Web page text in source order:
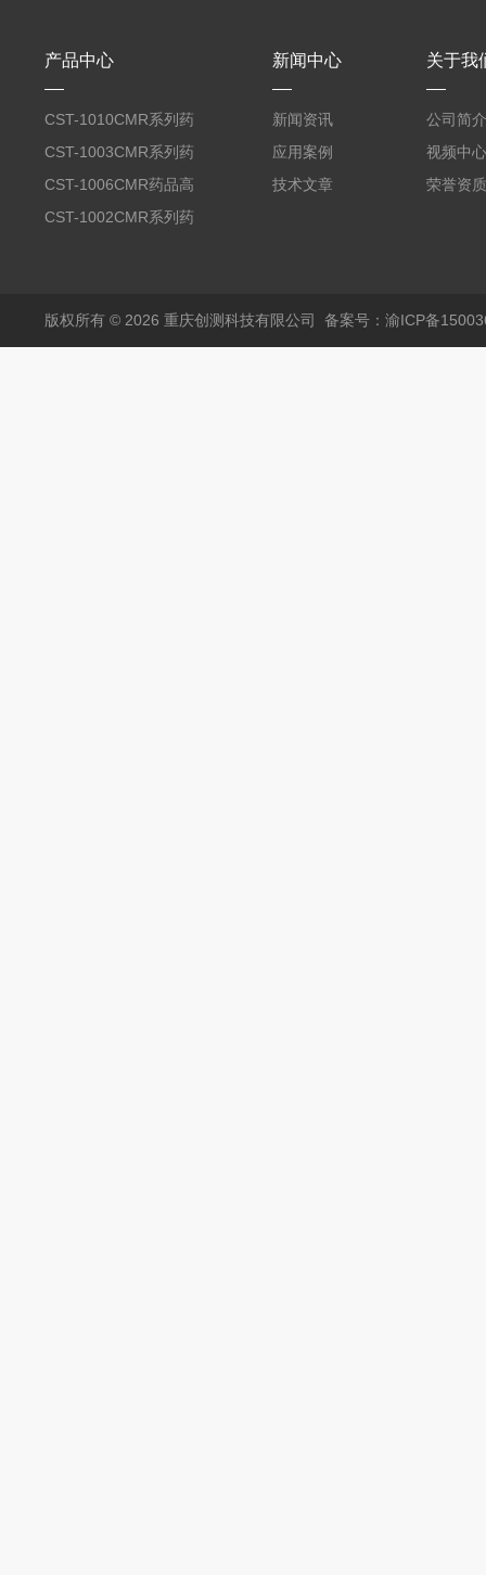
产品中心
CST-1010CMR系列药
品高温试验箱
CST-1003CMR系列药
品高温试验箱
CST-1006CMR药品高
温试验箱
CST-1002CMR系列药
新闻中心
新闻资讯
应用案例
技术文章
关于我
公司简介
视频中心
荣誉资质
版权所有 © 2026 重庆创测科技有限公司 备案号：渝ICP备